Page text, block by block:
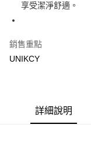
每筆NT$70，滿
每筆NT$70，滿
享受潔淨舒適。
銷售重點
UNIKCY
詳細說明